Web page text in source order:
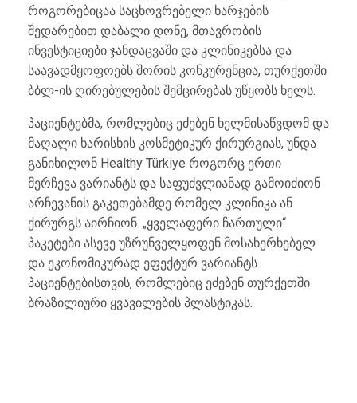
როგორებიცაა საცხოვრებელი ხარჯების
შედარებით დაბალი დონე, მთავრობის
ინვესტიციები ჯანდაცვაში და კლინიკებსა და
საავადმყოფოებს შორის კონკურენცია, თურქეთში
ბბლ-ის ღირებულების შემცირებას უწყობს ხელს.
პაციენტებმა, რომლებიც ეძებენ ხელმისაწვდომ და
მაღალი ხარისხის კოსმეტიკურ ქირურგიას, უნდა
განიხილონ Healthy Türkiye როგორც ერთი
მერჩევა ვარიანტს და საფუძვლიანად გამოიძიონ
არჩევანის გაკეთებამდე რომელ კლინიკა ან
ქირურგს აირჩიონ. „ყველაფერი ჩართული“
პაკეტები ასევე უზრუნველყოფენ მოსახერხებელ
და ეკონომიკურად ეფექტურ ვარიანტს
პაციენტებისთვის, რომლებიც ეძებენ თურქეთში
ბრაზილიური ყვავილების პლასტიკას.